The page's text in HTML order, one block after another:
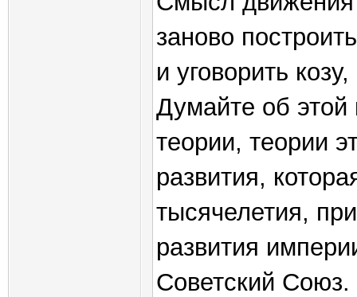
заново
и уговорить
Думайте об этой
теории, теории
развития,
тысячелетия,
развития
Советский Союз.